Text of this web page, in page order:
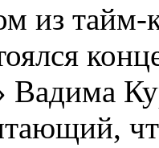
из тайм-